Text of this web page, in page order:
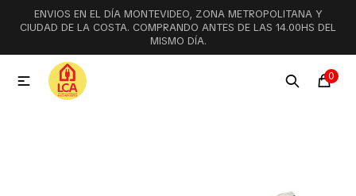
ENVIOS EN EL DÍA MONTEVIDEO, ZONA METROPOLITANA Y
CIUDAD DE LA COSTA. COMPRANDO ANTES DE LAS 14.00HS DEL
MISMO DÍA.
0

MI CUENTA
Menú